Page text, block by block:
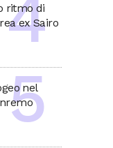
ritmo di
ex Sairo
nel